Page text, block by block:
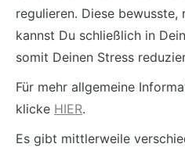
regulieren. Diese bewusste,
kannst Du schließlich in
somit Deinen Stress
Für mehr allgemeine
klicke HIER.
Es gibt mittlerweile